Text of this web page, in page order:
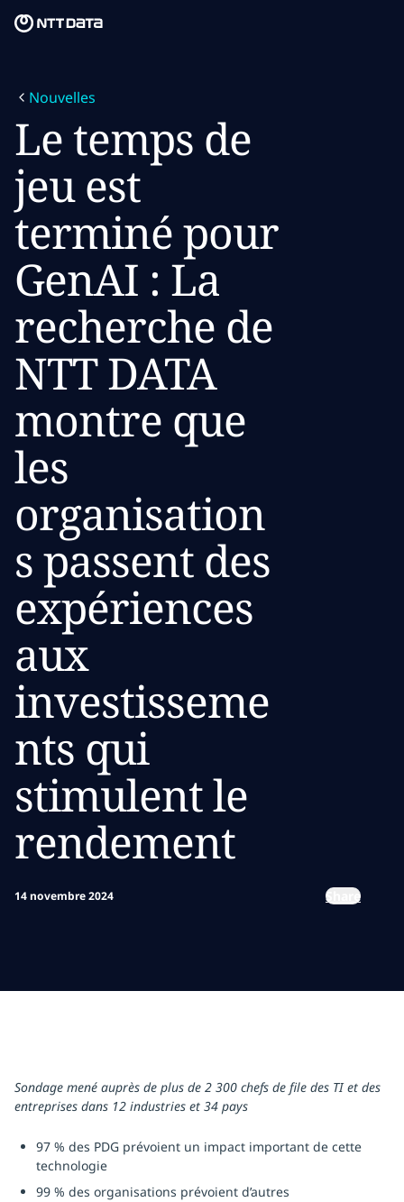
Ce que nous pensons
Qui nous sommes
Salle de presse
Carrières
Nouvelles
Le temps de
jeu est
terminé pour
GenAI : La
recherche de
NTT DATA
montre que
les
organisation
s passent des
expériences
aux
investisseme
nts qui
stimulent le
rendement
14 novembre 2024 Share
Sondage mené auprès de plus de 2 300 chefs de file des TI et des
entreprises dans 12 industries et 34 pays
97 % des PDG prévoient un impact important de cette
technologie
99 % des organisations prévoient d’autres